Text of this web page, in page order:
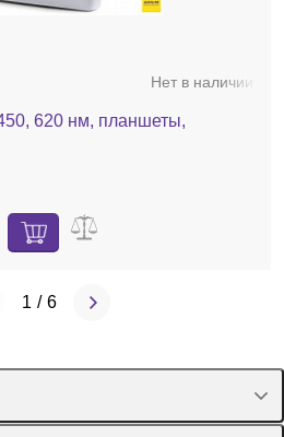
Нет в наличии
620 нм, планшеты,
1 / 6